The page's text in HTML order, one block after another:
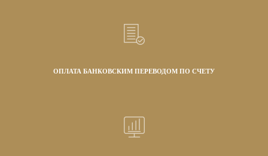
ОПЛАТА БАНКОВСКИМ ПЕРЕВОДОМ ПО СЧЕТУ